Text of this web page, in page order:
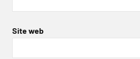
Site web